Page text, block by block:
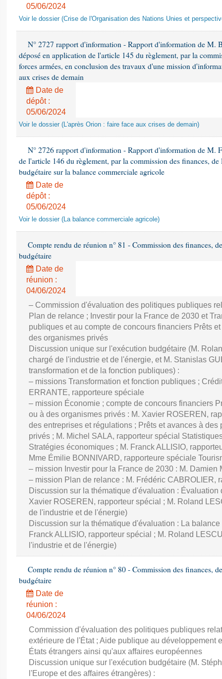
05/06/2024
Voir le dossier (Crise de l'Organisation des Nations Unies et
N° 2727 rapport d'information - Rapport d'information de M.
déposé en application de l'article 145 du règlement, par la
forces armées, en conclusion des travaux d'une mission
aux crises de demain
Date de
dépôt :
05/06/2024
Voir le dossier (L'après Orion : faire face aux crises de demain)
N° 2726 rapport d'information - Rapport d'information de M.
de l'article 146 du règlement, par la commission des finances,
budgétaire sur la balance commerciale agricole
Date de
dépôt :
05/06/2024
Voir le dossier (La balance commerciale agricole)
Compte rendu de réunion n° 81 - Commission des finances,
budgétaire
Date de
réunion :
04/06/2024
– Commission d'évaluation des politiques publiques
Plan de relance ; Investir pour la France de 2030 et
publiques et au compte de concours financiers Prêts
des organismes privés
Discussion unique sur l'exécution budgétaire (M.
chargé de l'industrie et de l'énergie, et M. Stanislas
transformation et de la fonction publiques) :
– missions Transformation et fonction publiques ;
ERRANTE, rapporteure spéciale
– mission Économie ; compte de concours financiers
ou à des organismes privés : M. Xavier ROSEREN,
des entreprises et régulations ; Prêts et avances à
privés ; M. Michel SALA, rapporteur spécial
Stratégies économiques ; M. Franck ALLISIO,
Mme Émilie BONNIVARD, rapporteure spéciale
– mission Investir pour la France de 2030 : M. Damien
– mission Plan de relance : M. Frédéric CABROLIER,
Discussion sur la thématique d'évaluation :
Xavier ROSEREN, rapporteur spécial ; M. Roland
de l'industrie et de l'énergie)
Discussion sur la thématique d'évaluation : La
Franck ALLISIO, rapporteur spécial ; M. Roland
l'industrie et de l'énergie)
Compte rendu de réunion n° 80 - Commission des finances,
budgétaire
Date de
réunion :
04/06/2024
Commission d'évaluation des politiques publiques
extérieure de l'État ; Aide publique au développement
États étrangers ainsi qu'aux affaires européennes
Discussion unique sur l'exécution budgétaire (M.
l'Europe et des affaires étrangères) :